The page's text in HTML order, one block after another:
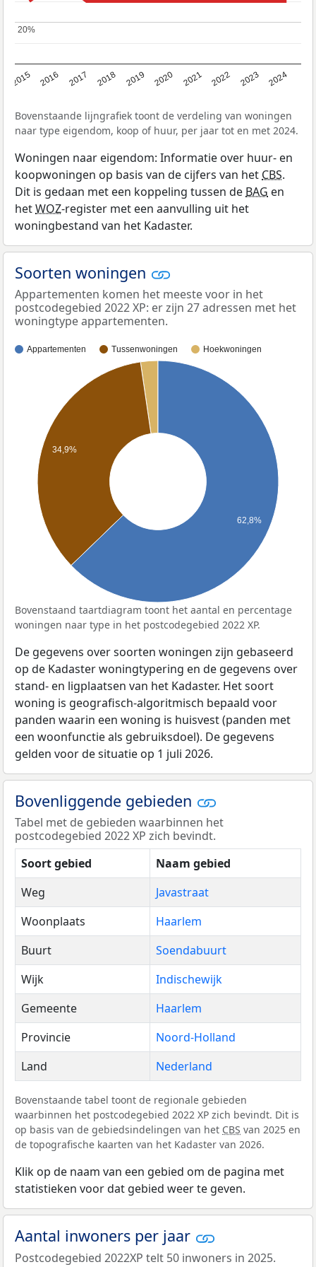
2015 2016 2017 2018 2019 2020 2021 2022 2023 2024
20%
20%
Bovenstaande lijngrafiek toont de verdeling van woningen
naar type eigendom, koop of huur, per jaar tot en met 2024.
Woningen naar eigendom: Informatie over huur- en
koopwoningen op basis van de cijfers van het CBS.
Dit is gedaan met een koppeling tussen de BAG en
hetWOZ-register met een aanvulling uit het
woningbestand van het Kadaster.
Soorten woningen
Appartementen komen het meeste voor in het
postcodegebied 2022 XP: er zijn 27 adressen met het
woningtype appartementen.
Appartementen Tussenwoningen Hoekwoningen
34,9%
62,8%
Bovenstaand taartdiagram toont het aantal en percentage
woningen naar type in het postcodegebied 2022 XP.
De gegevens over soorten woningen zijn gebaseerd
op de Kadaster woningtypering en de gegevens over
stand- en ligplaatsen van het Kadaster. Het soort
woning is geografisch-algoritmisch bepaald voor
panden waarin een woning is huisvest (panden met
een woonfunctie als gebruiksdoel). De gegevens
gelden voor de situatie op 1 juli 2026.
Bovenliggende gebieden
Tabel met de gebieden waarbinnen het
postcodegebied 2022 XP zich bevindt.
Soort gebied
Naam gebied
Weg
Javastraat
Woonplaats
Haarlem
Buurt
Soendabuurt
Wijk
Indischewijk
Gemeente
Haarlem
Provincie
Noord-Holland
Land
Nederland
Bovenstaande tabel toont de regionale gebieden
waarbinnen het postcodegebied 2022 XP zich bevindt. Dit is
op basis van de gebiedsindelingen van het CBS van 2025 en
de topografische kaarten van het Kadaster van 2026.
Klik op de naam van een gebied om de pagina met
statistieken voor dat gebied weer te geven.
Aantal inwoners per jaar
Postcodegebied 2022XP telt 50 inwoners in 2025.